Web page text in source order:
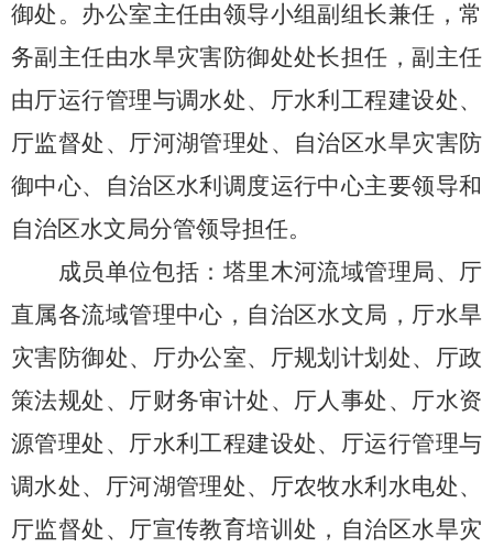
御处。办公室主任由领导小组副组长兼任，常
务副主任由水旱灾害防御处处长担任，副主任
由厅运行管理与调水处、厅水利工程建设处、
厅监督处、厅河湖管理处、自治区水旱灾害防
御中心、自治区水利调度运行中心主要领导和
自治区水文局分管领导担任。
成员单位包括：塔里木河流域管理局、厅
直属各流域管理中心，自治区水文局，厅水旱
灾害防御处、厅办公室、厅规划计划处、厅政
策法规处、厅财务审计处、厅人事处、厅水资
源管理处、厅水利工程建设处、厅运行管理与
调水处、厅河湖管理处、厅农牧水利水电处、
厅监督处、厅宣传教育培训处，自治区水旱灾